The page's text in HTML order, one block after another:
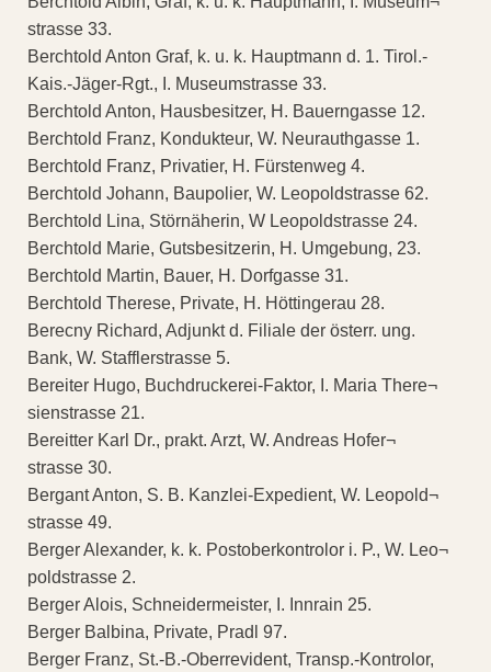
strasse 33.
Berchtold Anton Graf, k. u. k. Hauptmann d. 1. Tirol.-
Kais.-Jäger-Rgt., I. Museumstrasse 33.
Berchtold Anton, Hausbesitzer, H. Bauerngasse 12.
Berchtold Franz, Kondukteur, W. Neurauthgasse 1.
Berchtold Franz, Privatier, H. Fürstenweg 4.
Berchtold Johann, Baupolier, W. Leopoldstrasse 62.
Berchtold Lina, Störnäherin, W Leopoldstrasse 24.
Berchtold Marie, Gutsbesitzerin, H. Umgebung, 23.
Berchtold Martin, Bauer, H. Dorfgasse 31.
Berchtold Therese, Private, H. Höttingerau 28.
Berecny Richard, Adjunkt d. Filiale der österr. ung.
Bank, W. Stafflerstrasse 5.
Bereiter Hugo, Buchdruckerei-Faktor, I. Maria There¬
sienstrasse 21.
Bereitter Karl Dr., prakt. Arzt, W. Andreas Hofer¬
strasse 30.
Bergant Anton, S. B. Kanzlei-Expedient, W. Leopold¬
strasse 49.
Berger Alexander, k. k. Postoberkontrolor i. P., W. Leo¬
poldstrasse 2.
Berger Alois, Schneidermeister, I. Innrain 25.
Berger Balbina, Private, Pradl 97.
Berger Franz, St.-B.-Oberrevident, Transp.-Kontrolor,